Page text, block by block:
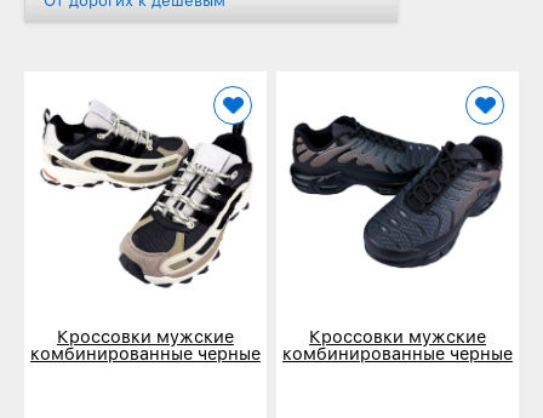
Кроссовки мужские
комбинированные черные
20523-3
Кроссовки мужские
комбинированные черные
60187-36